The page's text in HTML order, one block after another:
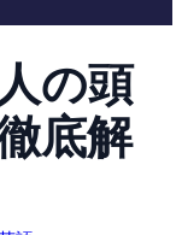
の頭
底解